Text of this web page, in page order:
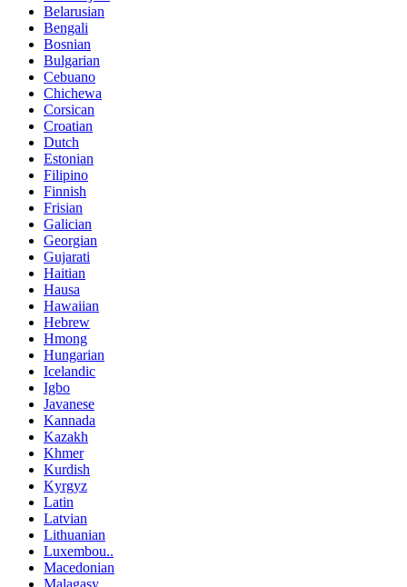
Belarusian
Bengali
Bosnian
Bulgarian
Cebuano
Chichewa
Corsican
Croatian
Dutch
Estonian
Filipino
Finnish
Frisian
Galician
Georgian
Gujarati
Haitian
Hausa
Hawaiian
Hebrew
Hmong
Hungarian
Icelandic
Igbo
Javanese
Kannada
Kazakh
Khmer
Kurdish
Kyrgyz
Latin
Latvian
Lithuanian
Luxembou..
Macedonian
Malagasy